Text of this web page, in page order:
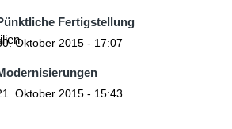
Fertigstellung
Oktober 2015 - 17:07
Oktober 2015 - 15:43